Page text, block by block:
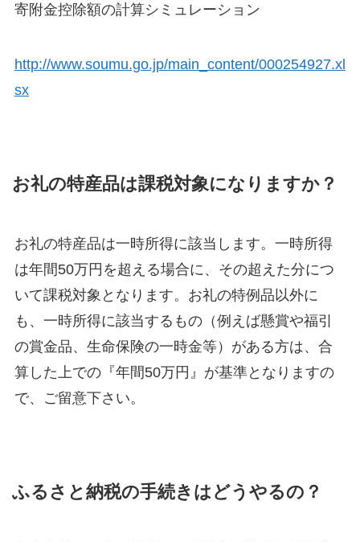
寄附金控除額の計算シミュレーション
http://www.soumu.go.jp/main_content/000254927.xl
sx
お礼の特産品は課税対象になりますか？
お礼の特産品は一時所得に該当します。一時所得
は年間50万円を超える場合に、その超えた分につ
いて課税対象となります。お礼の特例品以外に
も、一時所得に該当するもの（例えば懸賞や福引
の賞金品、生命保険の一時金等）がある方は、合
算した上での『年間50万円』が基準となりますの
で、ご留意下さい。
ふるさと納税の手続きはどうやるの？